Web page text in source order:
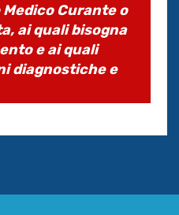
Curante o
ai quali bisogna
e ai quali
diagnostiche e